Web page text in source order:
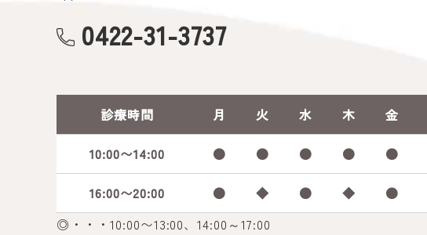
0422-31-3737
診療時間 月 火 水 木 金
10:00〜14:00 ● ● ● ● ●
16:00〜20:00 ● ◆ ● ◆ ●
◎・・・10:00〜13:00、14:00～17:00